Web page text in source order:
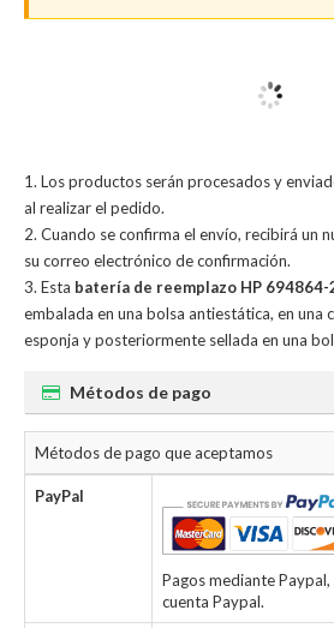
Los productos serán procesados y
al realizar el pedido.
Cuando se confirma el envío, recibirá un
su correo electrónico de confirmación.
Esta batería de reemplazo HP 694864-
embalada en una bolsa antiestática, en una
esponja y posteriormente sellada en una
Métodos de pago
Métodos de pago que aceptamos
PayPal
Pagos mediante
cuenta Paypal.